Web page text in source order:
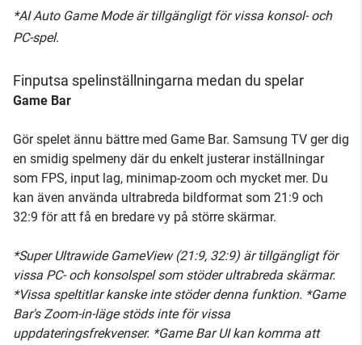
*AI Auto Game Mode är tillgängligt för vissa konsol- och
PC-spel.
Finputsa spelinställningarna medan du spelar
Game Bar
Gör spelet ännu bättre med Game Bar. Samsung TV ger dig
en smidig spelmeny där du enkelt justerar inställningar
som FPS, input lag, minimap-zoom och mycket mer. Du
kan även använda ultrabreda bildformat som 21:9 och
32:9 för att få en bredare vy på större skärmar.
*Super Ultrawide GameView (21:9, 32:9) är tillgängligt för
vissa PC- och konsolspel som stöder ultrabreda skärmar.
*Vissa speltitlar kanske inte stöder denna funktion. *Game
Bar's Zoom-in-läge stöds inte för vissa
uppdateringsfrekvenser. *Game Bar UI kan komma att